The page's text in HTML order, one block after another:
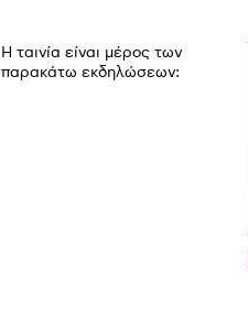
Η ταινία είναι μέρος των
παρακάτω εκδηλώσεων: